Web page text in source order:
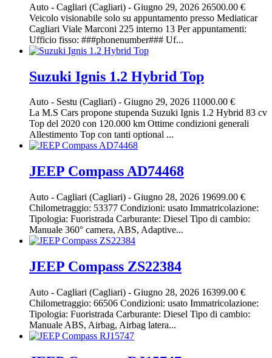
Auto - Cagliari (Cagliari) - Giugno 29, 2026 26500.00 €
Veicolo visionabile solo su appuntamento presso Mediaticar
Cagliari Viale Marconi 225 interno 13 Per appuntamenti:
Ufficio fisso: ###phonenumber### Uf...
Suzuki Ignis 1.2 Hybrid Top
Auto - Sestu (Cagliari) - Giugno 29, 2026 11000.00 €
La M.S Cars propone stupenda Suzuki Ignis 1.2 Hybrid 83 cv
Top del 2020 con 120.000 km Ottime condizioni generali
Allestimento Top con tanti optional ...
JEEP Compass AD74468
Auto - Cagliari (Cagliari) - Giugno 28, 2026 19699.00 €
Chilometraggio: 53377 Condizioni: usato Immatricolazione:
Tipologia: Fuoristrada Carburante: Diesel Tipo di cambio:
Manuale 360° camera, ABS, Adaptive...
JEEP Compass ZS22384
Auto - Cagliari (Cagliari) - Giugno 28, 2026 16399.00 €
Chilometraggio: 66506 Condizioni: usato Immatricolazione:
Tipologia: Fuoristrada Carburante: Diesel Tipo di cambio:
Manuale ABS, Airbag, Airbag latera...